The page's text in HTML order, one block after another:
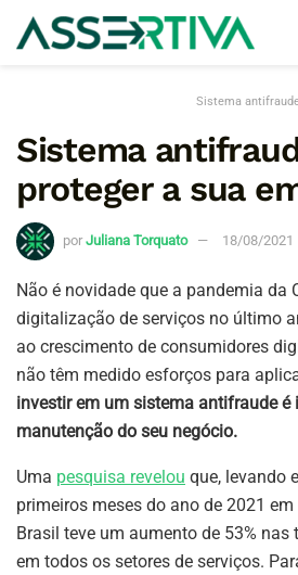
Sistema
Sistema
proteger a sua
por Juliana Torquato 18/08/2021
Não é novidade que a pandemia da
digitalização de serviços no último
ao crescimento de consumidores
não têm medido esforços para
investir em um sistema antifraude é
manutenção do seu negócio.
Uma pesquisa revelou que, levando
primeiros meses do ano de 2021
Brasil teve um aumento de 53%
em todos os setores de serviços.